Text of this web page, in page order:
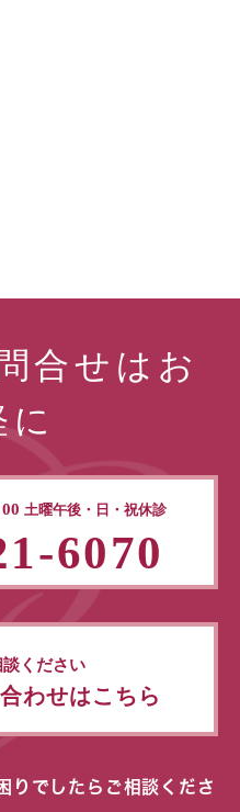
合せはお
に
土曜午後・日・祝休診
6070
ください
わせはこちら
りでしたらご相談くださ